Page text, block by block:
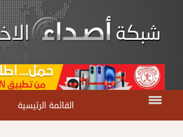
القائمة الرئيسية